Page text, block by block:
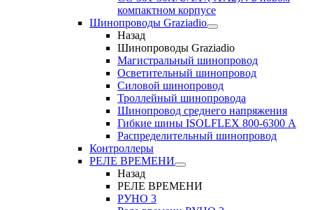
компактном корпусе
Шинопроводы Graziadio
Назад
Шинопроводы Graziadio
Магистральный шинопровод
Осветительный шинопровод
Силовой шинопровод
Троллейный шинопровода
Шинопровод среднего напряжения
Гибкие шины ISOLFLEX 800-6300 А
Распределительный шинопровод
Контроллеры
РЕЛЕ ВРЕМЕНИ
Назад
РЕЛЕ ВРЕМЕНИ
РУНО 3